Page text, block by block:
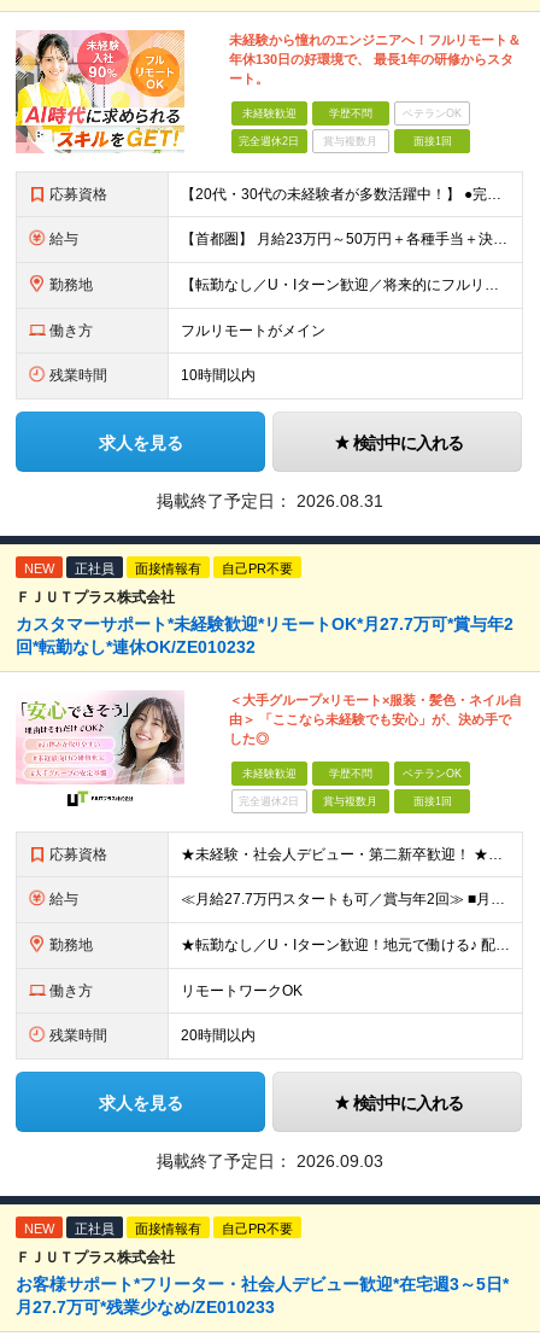
未経験から憧れのエンジニアへ！フルリモート＆
年休130日の好環境で、 最長1年の研修からスタ
ート。
未経験歓迎 学歴不問 ベテランOK
完全週休2日 賞与複数月 面接1回
応募資格 【20代・30代の未経験者が多数活躍中！】 ●完全未経験、第二新卒、既卒、フリーターの方大歓迎！ ●学歴・職歴・転職回数・ブランク一切不問 ※34歳までの方（若年層の長期キャリア形成を図るため） ★
給与 【首都圏】 月給23万円～50万円＋各種手当＋決算賞与 【大阪】 月給22万円～50万円＋各種手当＋決算賞与 【愛知】 月給21.5万円～50万円＋各種手当＋決算賞与 【福岡・宮城】 月給20万
勤務地 【転勤なし／U・Iターン歓迎／将来的にフルリモートOK】 本社（新宿区）、大阪支店、名古屋支店または東京都・神奈川県・千葉県・埼玉県・愛知県・大阪府・福岡県をはじめ、全国のプロジェクト先 ※ご希望を
働き方 フルリモートがメイン
残業時間 10時間以内
求人を見る 検討中に入れる
掲載終了予定日： 2026.08.31
NEW 正社員 面接情報有 自己PR不要
ＦＪＵＴプラス株式会社
カスタマーサポート*未経験歓迎*リモートOK*月27.7万可*賞与年2
回*転勤なし*連休OK/ZE010232
＜大手グループ×リモート×服装・髪色・ネイル自
由＞ 「ここなら未経験でも安心」が、決め手で
した◎
未経験歓迎 学歴不問 ベテランOK
完全週休2日 賞与複数月 面接1回
応募資格 ★未経験・社会人デビュー・第二新卒歓迎！ ★フリーターやブランクのある方も大歓迎！ ★20～40代幅広く活躍中 ■学歴不問 ＼こんな方にピッタリ／ --------------------- □ 正
給与 ≪月給27.7万円スタートも可／賞与年2回≫ ■月給21万円～27.7万円＋各種手当＋賞与年2回 ※給与は勤務地に応じて変更します ※年齢や経験・スキルなどを考慮して決定します ※時間外手当は全額支給
勤務地 ★転勤なし／U・Iターン歓迎！地元で働ける♪ 配属先：東京・神奈川・千葉・長野・石川・大阪・福岡・札幌・愛知・広島にある『NTTドコモ』グループ 《勤務地一覧》 ■東京 ・東京都新宿区新宿4-1-6
働き方 リモートワークOK
残業時間 20時間以内
求人を見る 検討中に入れる
掲載終了予定日： 2026.09.03
NEW 正社員 面接情報有 自己PR不要
ＦＪＵＴプラス株式会社
お客様サポート*フリーター・社会人デビュー歓迎*在宅週3～5日*
月27.7万可*残業少なめ/ZE010233